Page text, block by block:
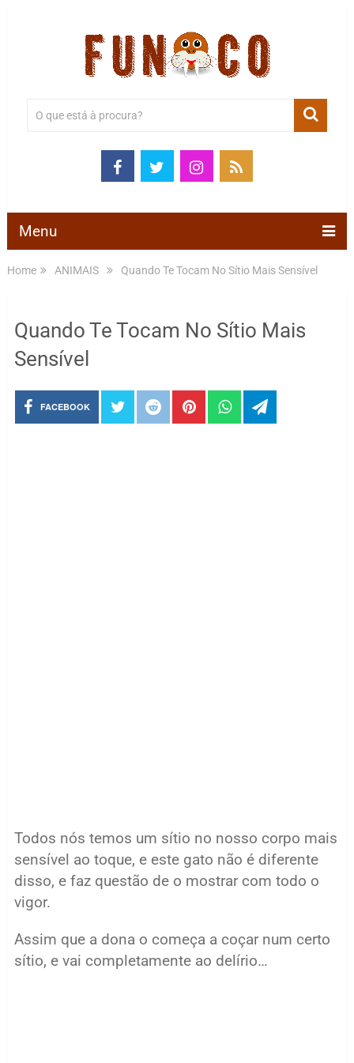
Menu
Home ANIMAIS Quando Te Tocam No Sítio Mais Sensível
Quando Te Tocam No Sítio Mais
Sensível
FACEBOOK
Todos nós temos um sítio no nosso corpo mais
sensível ao toque, e este gato não é diferente
disso, e faz questão de o mostrar com todo o
vigor.
Assim que a dona o começa a coçar num certo
sítio, e vai completamente ao delírio…